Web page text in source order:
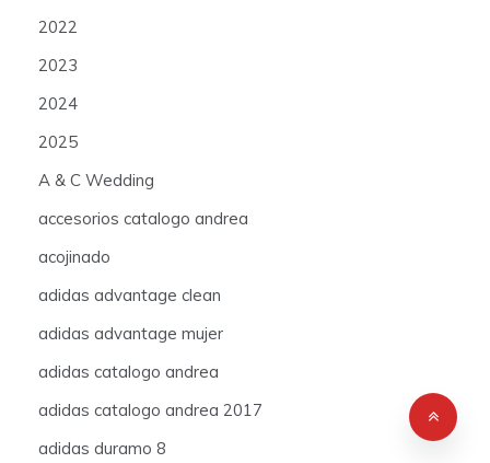
2022
2023
2024
2025
A & C Wedding
accesorios catalogo andrea
acojinado
adidas advantage clean
adidas advantage mujer
adidas catalogo andrea
adidas catalogo andrea 2017
adidas duramo 8